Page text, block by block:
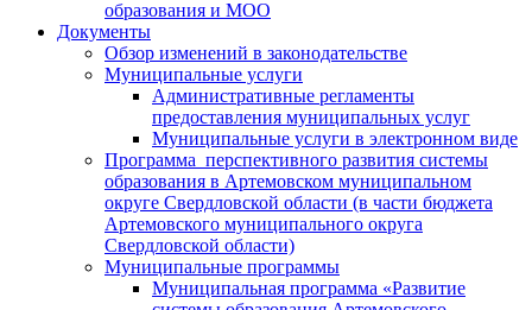
образования и МОО
Документы
Обзор изменений в законодательстве
Муниципальные услуги
Административные регламенты
предоставления муниципальных услуг
Муниципальные услуги в электронном виде
Программа перспективного развития системы
образования в Артемовском муниципальном
округе Свердловской области (в части бюджета
Артемовского муниципального округа
Свердловской области)
Муниципальные программы
Муниципальная программа «Развитие